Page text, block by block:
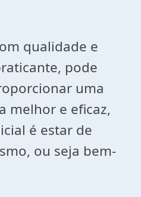
qualidade e
pode
uma
melhor e eficaz,
é estar de
ou seja bem-